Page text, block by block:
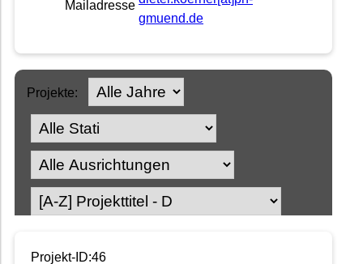
gmuend.de
Projekte:
Projekt-ID:46